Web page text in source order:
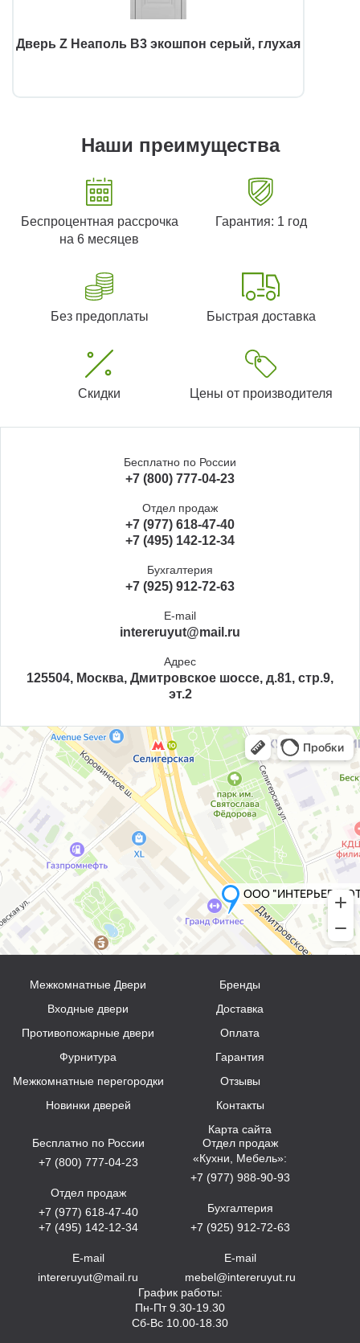
Дверь Z Неаполь В3 экошпон серый, глухая
Наши преимущества
Беспроцентная рассрочка
на 6 месяцев
Гарантия: 1 год
Без предоплаты Быстрая доставка
Скидки Цены от производителя
Бесплатно по России
+7 (800) 777-04-23
Отдел продаж
+7 (977) 618-47-40
+7 (495) 142-12-34
Бухгалтерия
+7 (925) 912-72-63
E-mail
intereruyut@mail.ru
Адрес
125504, Москва, Дмитровское шоссе, д.81, стр.9,
эт.2
Межкомнатные Двери
Входные двери
Противопожарные двери
Фурнитура
Межкомнатные перегородки
Новинки дверей
Бренды
Доставка
Оплата
Гарантия
Отзывы
Контакты
Карта сайта
Бесплатно по России
+7 (800) 777-04-23
Отдел продаж
+7 (977) 618-47-40
+7 (495) 142-12-34
E-mail
intereruyut@mail.ru
Отдел продаж
«Кухни, Мебель»:
+7 (977) 988-90-93
Бухгалтерия
+7 (925) 912-72-63
E-mail
mebel@intereruyut.ru
График работы:
Пн-Пт 9.30-19.30
Сб-Вс 10.00-18.30